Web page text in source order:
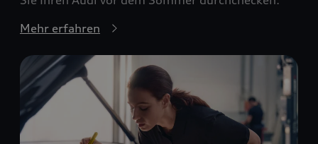
Mehr erfahren